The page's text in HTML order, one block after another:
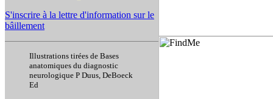
S'inscrire à la lettre d'information sur le
bâillement
Illustrations tirées de Bases
anatomiques du diagnostic
neurologique P Duus, DeBoeck
Ed